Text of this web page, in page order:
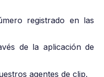
registrado en las
de la aplicación de
agentes de clip.